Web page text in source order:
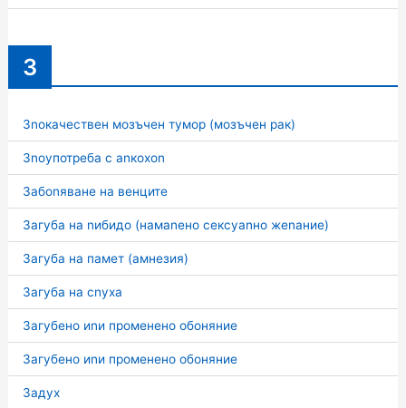
З
Зnокачествен мозъчен тумор (мозъчен рак)
Зnоупотреба с аnкохоn
Забоnяване на венците
Загуба на nибидо (намаnено сексуаnно жеnание)
Загуба на памет (амнезия)
Загуба на сnуха
Загубено иnи променено обоняние
Загубено иnи променено обоняние
Задух